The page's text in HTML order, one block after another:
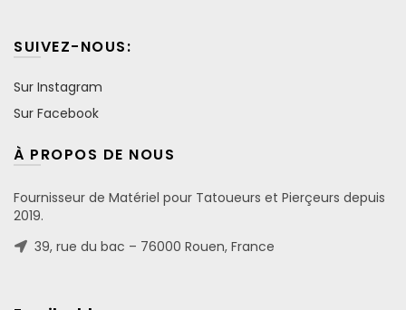
SUIVEZ-NOUS:
Sur Instagram
Sur Facebook
À PROPOS DE NOUS
Fournisseur de Matériel pour Tatoueurs et Pierçeurs depuis
2019.
39, rue du bac – 76000 Rouen, France